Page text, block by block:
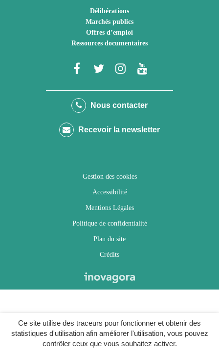
Ce site utilise des traceurs pour fonctionner et obtenir des
statistiques d'utilisation afin améliorer l'utilisation, vous pouvez
contrôler ceux que vous souhaitez activer.
Délibérations
Marchés publics
Offres d’emploi
Ressources documentaires
Lien
le
Facebook
Lien
le
Twitter
Lien
le
Instagram
Youtube
Nous contacter
Recevoir la newsletter
Gestion des cookies
Accessibilité
Mentions Légales
Politique de confidentialité
Plan du site
Crédits